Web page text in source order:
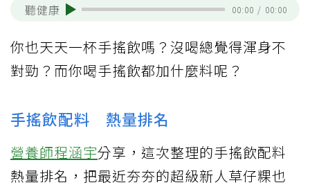
聽健康 00:00 / 00:00
你也天天一杯手搖飲嗎？沒喝總覺得渾身不
對勁？而你喝手搖飲都加什麼料呢？
手搖飲配料 熱量排名
營養師程涵宇分享，這次整理的手搖飲配料
熱量排名，把最近夯夯的超級新人草仔粿也